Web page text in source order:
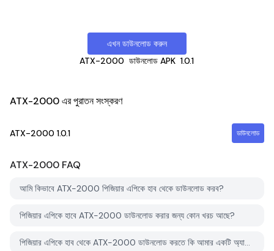
এখন ডাউনলোড করুন
ATX-2000 ডাউনলোড APK 1.0.1
ATX-2000 এর পুরাতন সংস্করণ
ATX-2000 1.0.1 ডাউনলোড
ATX-2000 FAQ
আমি কিভাবে ATX-2000 পিজিয়ার এপিকে হাব থেকে ডাউনলোড করব?
পিজিয়ার এপিকে হাবে ATX-2000 ডাউনলোড করার জন্য কোন খরচ আছে?
পিজিয়ার এপিকে হাব থেকে ATX-2000 ডাউনলোড করতে কি আমার একটি অ্যাকাউন্ট দরকার?